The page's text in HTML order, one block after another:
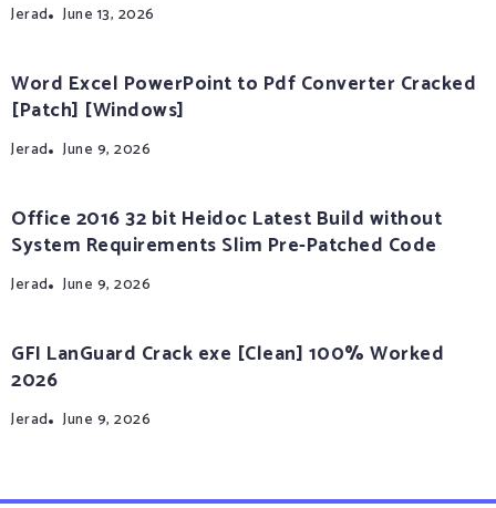
Jerad June 13, 2026
Word Excel PowerPoint to Pdf Converter Cracked
[Patch] [Windows]
Jerad June 9, 2026
Office 2016 32 bit Heidoc Latest Build without
System Requirements Slim Pre-Patched Code
Jerad June 9, 2026
GFI LanGuard Crack exe [Clean] 100% Worked
2026
Jerad June 9, 2026